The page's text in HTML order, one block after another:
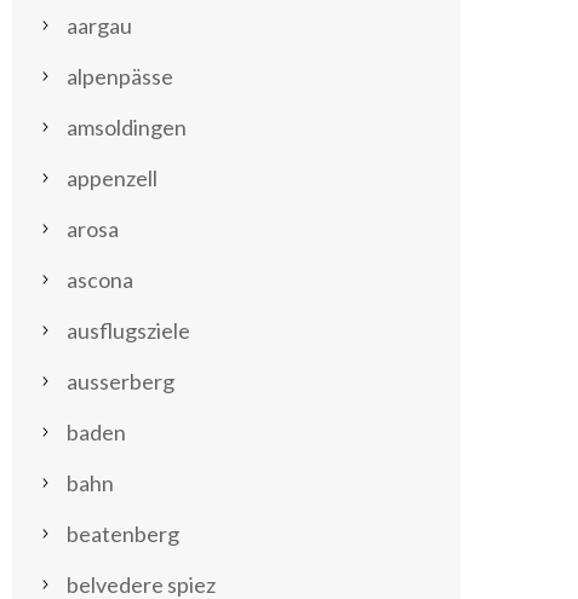
aargau
alpenpässe
amsoldingen
appenzell
arosa
ascona
ausflugsziele
ausserberg
baden
bahn
beatenberg
belvedere spiez